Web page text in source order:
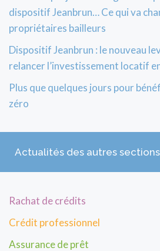
dispositif Jeanbrun… Ce qui va
propriétaires bailleurs
Dispositif Jeanbrun : le nouveau
relancer l’investissement locatif
Plus que quelques jours pour
zéro
Actualités des autres sections
Rachat de crédits
Crédit professionnel
Assurance de prêt